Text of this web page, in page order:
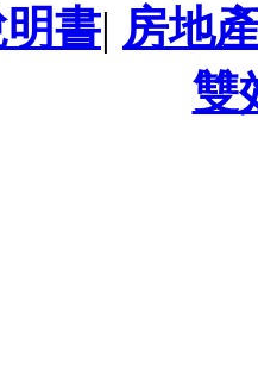
書| 房地
雙